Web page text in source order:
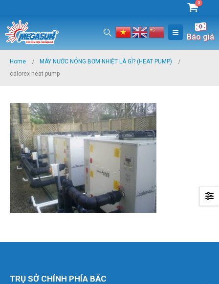
0
Báo giá
Home
MÁY NƯỚC NÓNG BƠM NHIỆT LÀ GÌ? (HEAT PUMP)
calorex-heat pump
TRỤ SỞ CHÍNH PHÍA BẮC